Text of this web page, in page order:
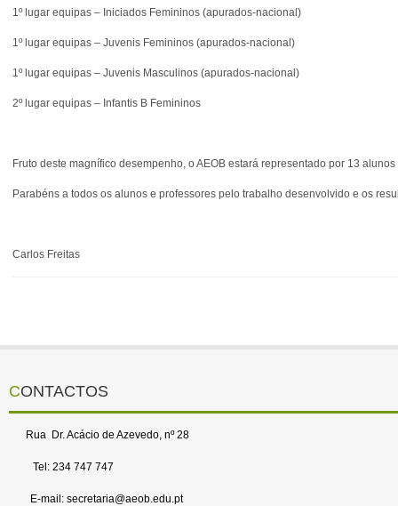
1º lugar equipas – Iniciados Femininos (apurados-nacional)
1º lugar equipas – Juvenis Femininos (apurados-nacional)
1º lugar equipas – Juvenis Masculinos (apurados-nacional)
2º lugar equipas – Infantis B Femininos
Fruto deste magnífico desempenho, o AEOB estará representado por 13
Parabéns a todos os alunos e professores pelo trabalho desenvolvido e os
Carlos Freitas
CONTACTOS
Rua Dr. Acácio de Azevedo, nº 28
Tel: 234 747 747
E-mail: secretaria@aeob.edu.pt